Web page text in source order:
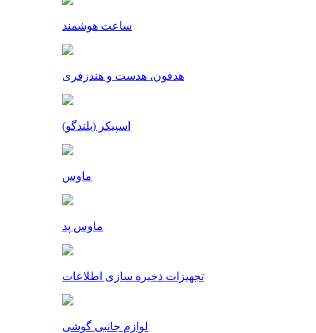
ساعت هوشمند
هدفون، هدست و هندزفری
اسپیکر (بلندگو)
ماوس
ماوس پد
تجهیزات ذخیره سازی اطلاعات
لوازم جانبی گوشی